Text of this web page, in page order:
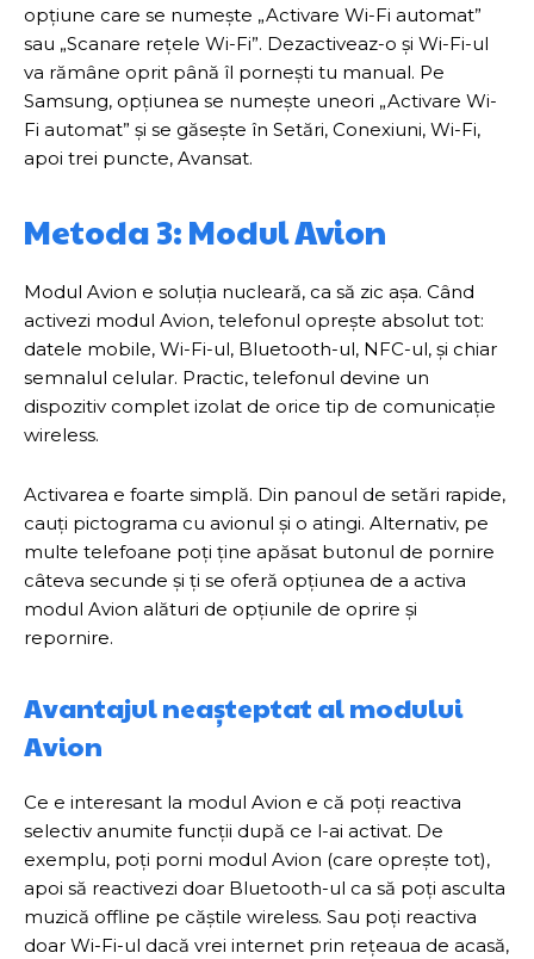
opțiune care se numește „Activare Wi-Fi automat”
sau „Scanare rețele Wi-Fi”. Dezactiveaz-o și Wi-Fi-ul
va rămâne oprit până îl pornești tu manual. Pe
Samsung, opțiunea se numește uneori „Activare Wi-
Fi automat” și se găsește în Setări, Conexiuni, Wi-Fi,
apoi trei puncte, Avansat.
Metoda 3: Modul Avion
Modul Avion e soluția nucleară, ca să zic așa. Când
activezi modul Avion, telefonul oprește absolut tot:
datele mobile, Wi-Fi-ul, Bluetooth-ul, NFC-ul, și chiar
semnalul celular. Practic, telefonul devine un
dispozitiv complet izolat de orice tip de comunicație
wireless.
Activarea e foarte simplă. Din panoul de setări rapide,
cauți pictograma cu avionul și o atingi. Alternativ, pe
multe telefoane poți ține apăsat butonul de pornire
câteva secunde și ți se oferă opțiunea de a activa
modul Avion alături de opțiunile de oprire și
repornire.
Avantajul neașteptat al modului
Avion
Ce e interesant la modul Avion e că poți reactiva
selectiv anumite funcții după ce l-ai activat. De
exemplu, poți porni modul Avion (care oprește tot),
apoi să reactivezi doar Bluetooth-ul ca să poți asculta
muzică offline pe căștile wireless. Sau poți reactiva
doar Wi-Fi-ul dacă vrei internet prin rețeaua de acasă,